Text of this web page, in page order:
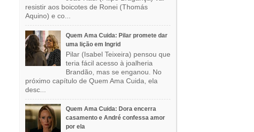
resistir aos boicotes de Ronei (Thomás
Aquino) e co...
Quem Ama Cuida: Pilar promete dar
uma lição em Ingrid
Pilar (Isabel Teixeira) pensou que
teria fácil acesso à joalheria
Brandão, mas se enganou. No
próximo capítulo de Quem Ama Cuida, ela
desc...
Quem Ama Cuida: Dora encerra
casamento e André confessa amor
por ela